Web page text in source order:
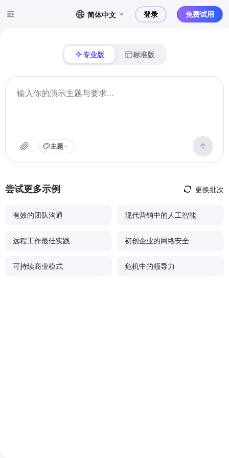
简体中文 登录 免费试用
专业版 标准版
主题
尝试更多示例 更换批次
有效的团队沟通 现代营销中的人工智能
远程工作最佳实践 初创企业的网络安全
可持续商业模式 危机中的领导力